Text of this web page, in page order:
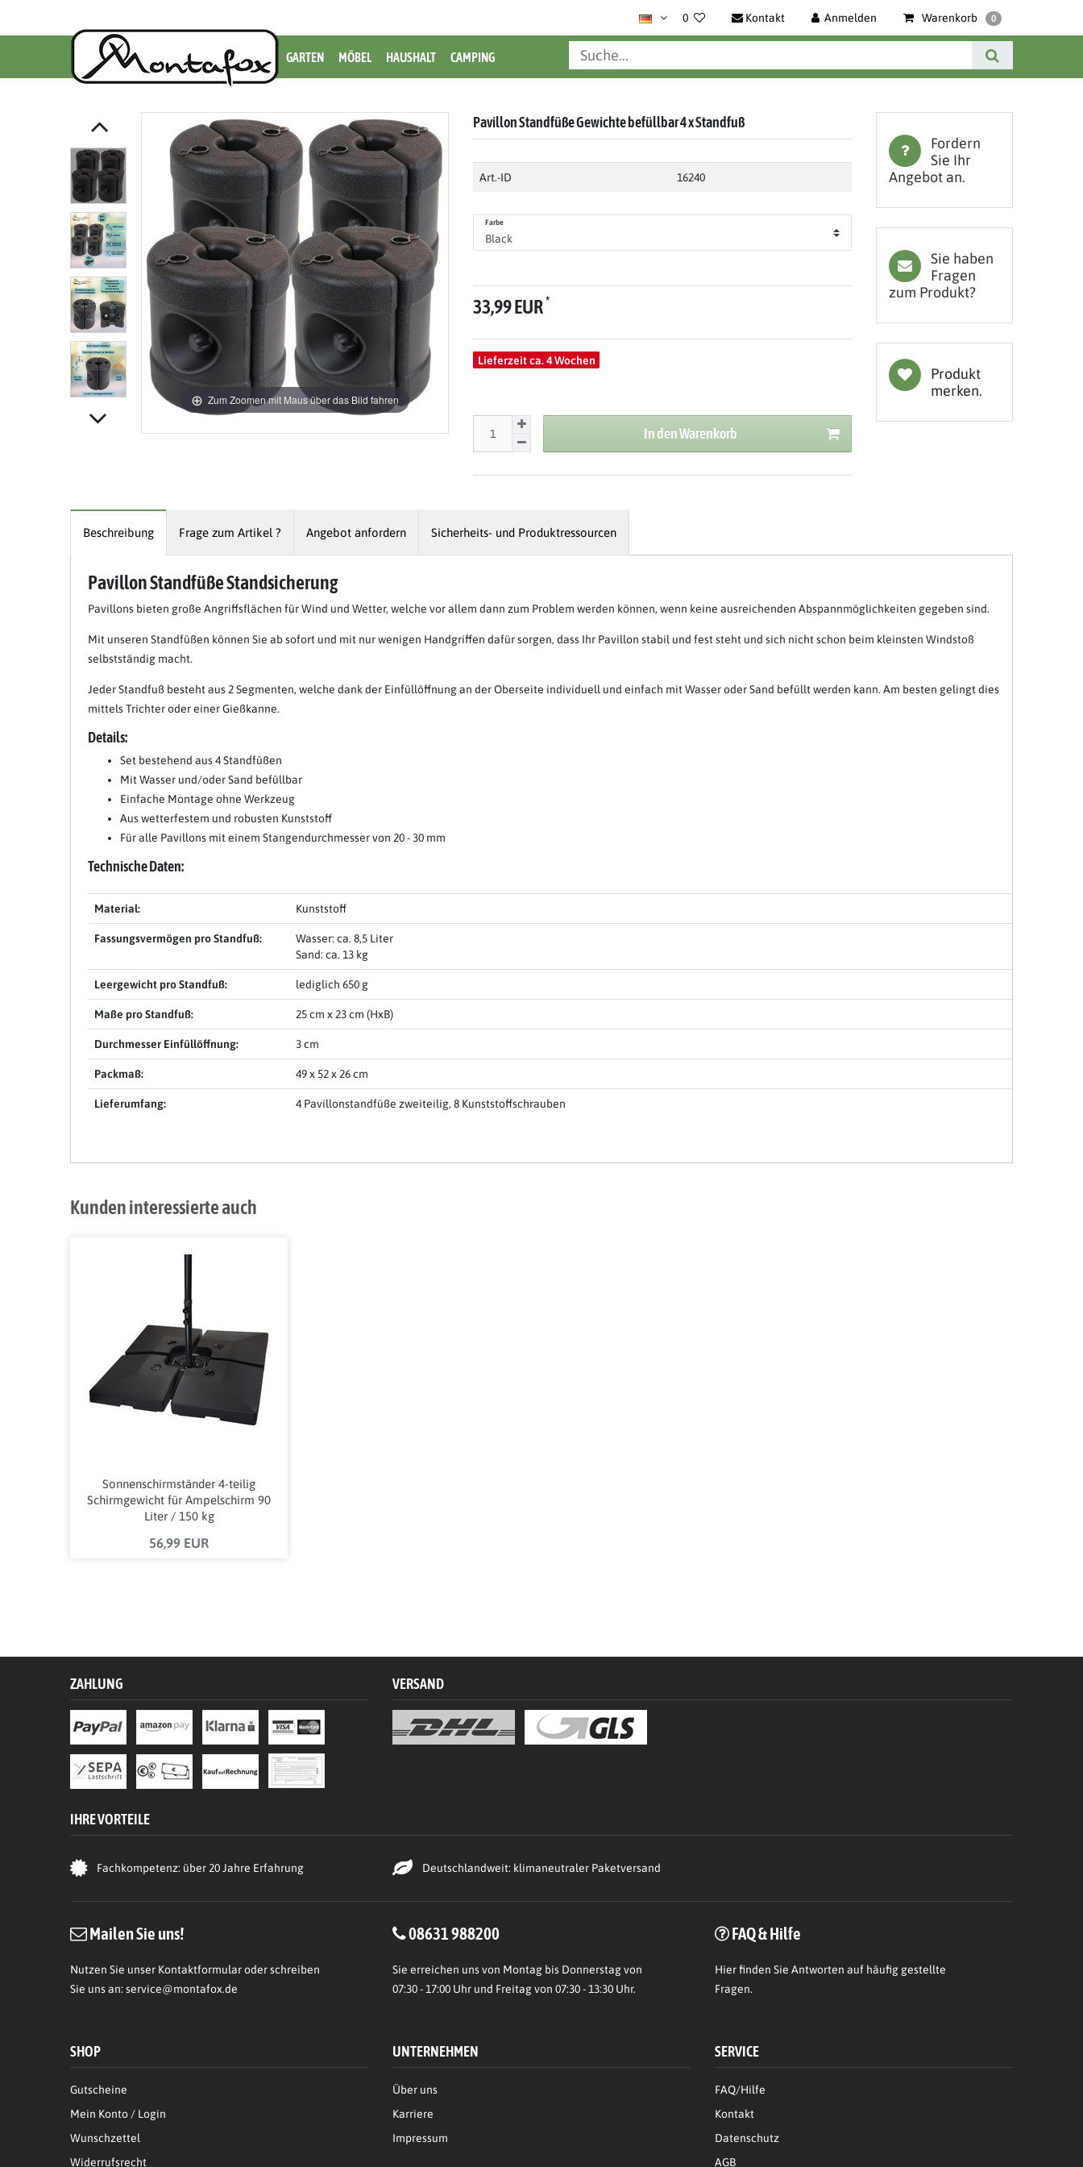
0 Kontakt Anmelden Warenkorb 0
GARTEN MÖBEL HAUSHALT CAMPING
Item 1 of 7
Zum Zoomen mit Maus über das Bild fahren
Pavillon Standfüße Gewichte befüllbar 4 x Standfuß
Art.-ID 16240
Farbe
33,99 EUR*
Lieferzeit ca. 4 Wochen
In den Warenkorb
Fordern
Sie Ihr
Angebot an.
Sie haben
Fragen
zum Produkt?
Produkt
merken.
Beschreibung Frage zum Artikel ? Angebot anfordern Sicherheits- und Produktressourcen
Pavillon Standfüße Standsicherung
Pavillons bieten große Angriffsflächen für Wind und Wetter, welche vor allem dann zum Problem werden können, wenn keine ausreichenden Abspannmöglichkeiten gegeben sind.
Mit unseren Standfüßen können Sie ab sofort und mit nur wenigen Handgriffen dafür sorgen, dass Ihr Pavillon stabil und fest steht und sich nicht schon beim kleinsten Windstoß
selbstständig macht.
Jeder Standfuß besteht aus 2 Segmenten, welche dank der Einfüllöffnung an der Oberseite individuell und einfach mit Wasser oder Sand befüllt werden kann. Am besten gelingt dies
mittels Trichter oder einer Gießkanne.
Details:
Set bestehend aus 4 Standfüßen
Mit Wasser und/oder Sand befüllbar
Einfache Montage ohne Werkzeug
Aus wetterfestem und robusten Kunststoff
Für alle Pavillons mit einem Stangendurchmesser von 20 - 30 mm
Technische Daten:
Material: Kunststoff
Fassungsvermögen pro Standfuß:
Wasser: ca. 8,5 Liter
Sand: ca. 13 kg
Leergewicht pro Standfuß: lediglich 650 g
Maße pro Standfuß: 25 cm x 23 cm (HxB)
Durchmesser Einfüllöffnung: 3 cm
Packmaß: 49 x 52 x 26 cm
Lieferumfang: 4 Pavillonstandfüße zweiteilig, 8 Kunststoffschrauben
Kunden interessierte auch
Sonnenschirmständer 4-teilig
Schirmgewicht für Ampelschirm 90
Liter / 150 kg
56,99 EUR
ZAHLUNG VERSAND
IHRE VORTEILE
Fachkompetenz: über 20 Jahre Erfahrung Deutschlandweit: klimaneutraler Paketversand
Mailen Sie uns!
Nutzen Sie unser Kontaktformular oder schreiben
Sie uns an: service@montafox.de
08631 988200
Sie erreichen uns von Montag bis Donnerstag von
07:30 - 17:00 Uhr und Freitag von 07:30 - 13:30 Uhr.
FAQ & Hilfe
Hierfinden Sie Antworten auf häufig gestellte
Fragen.
SHOP
Gutscheine
Mein Konto / Login
Wunschzettel
Widerrufsrecht
UNTERNEHMEN
Über uns
Karriere
Impressum
SERVICE
FAQ/Hilfe
Kontakt
Datenschutz
AGB